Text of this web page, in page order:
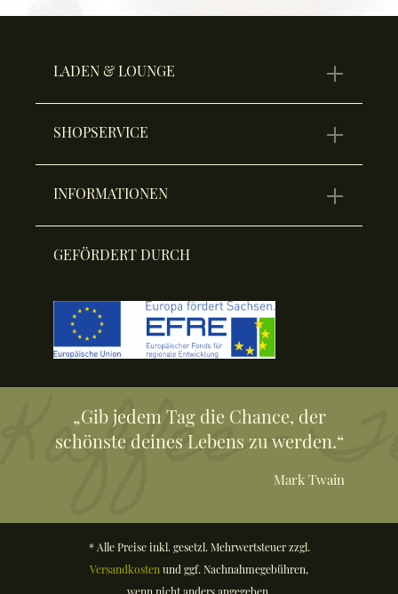
LADEN & LOUNGE
GEFÖRDERT DURCH
SHOPSERVICE
INFORMATIONEN
„Gib jedem Tag die Chance, der
schönste deines Lebens zu werden.“
Mark Twain
* Alle Preise inkl. gesetzl. Mehrwertsteuer zzgl.
Versandkosten und ggf. Nachnahmegebühren,